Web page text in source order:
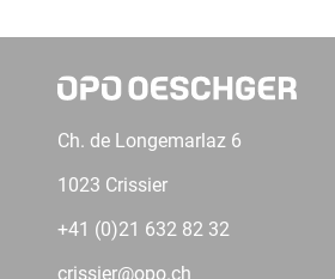
Ch. de Longemarlaz 6
1023 Crissier
+41 (0)21 632 82 32
crissier@opo.ch